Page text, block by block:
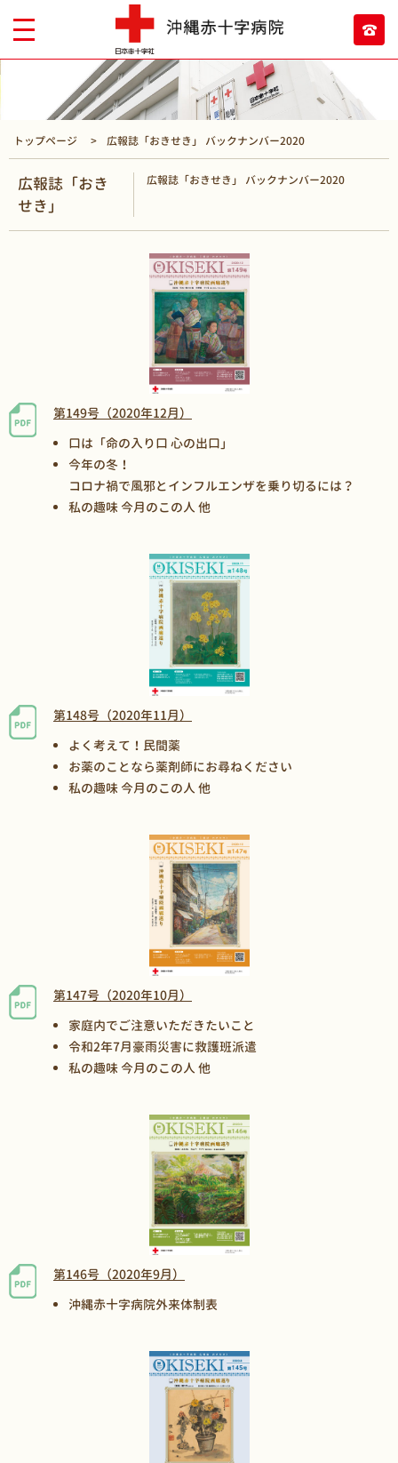
トップページ 広報誌「おきせき」 バックナンバー2020
広報誌「おき
せき」
広報誌「おきせき」 バックナンバー2020
第149号（2020年12月）
口は「命の入り口 心の出口」
今年の冬！
コロナ禍で風邪とインフルエンザを乗り切るには？
私の趣味 今月のこの人 他
第148号（2020年11月）
よく考えて！民間薬
お薬のことなら薬剤師にお尋ねください
私の趣味 今月のこの人 他
第147号（2020年10月）
家庭内でご注意いただきたいこと
令和2年7月豪雨災害に救護班派遣
私の趣味 今月のこの人 他
第146号（2020年9月）
沖縄赤十字病院外来体制表